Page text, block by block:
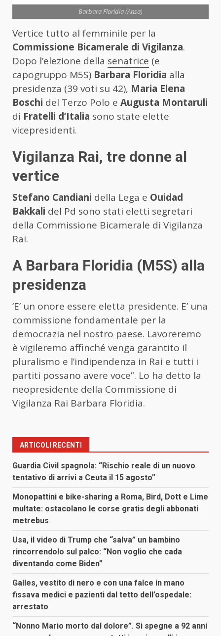
Barbara Floridia (Ansa)
Vertice tutto al femminile per la
Commissione Bicamerale di Vigilanza.
Dopo l’elezione della senatrice (e
capogruppo M5S) Barbara Floridia alla
presidenza (39 voti su 42), Maria Elena
Boschi del Terzo Polo e Augusta Montaruli
di Fratelli d’Italia sono state elette
vicepresidenti.
Vigilanza Rai, tre donne al
vertice
Stefano Candiani della Lega e Ouidad
Bakkali del Pd sono stati eletti segretari
della Commissione Bicamerale di Vigilanza
Rai.
A Barbara Floridia (M5S) alla
presidenza
‘E’ un onore essere eletta presidente. E’ una
commissione fondamentale per la
democrazia nel nostro paese. Lavoreremo
è vigileremo affinché venga garantito il
pluralismo e l’indipendenza in Rai e tutti i
partiti possano avere voce”. Lo ha detto la
neopresidente della Commissione di
Vigilanza Rai Barbara Floridia.
ARTICOLI RECENTI
Guardia Civil spagnola: “Rischio reale di un nuovo
tentativo di arrivi a Ceuta il 15 agosto”
Monopattini e bike-sharing a Roma, Bird, Dott e Lime
multate: ostacolano le corse gratis degli abbonati
metrebus
Usa, il video di Trump che “salva” un bambino
rincorrendolo sul palco: “Non voglio che cada
diventando come Biden”
Galles, vestito di nero e con una falce in mano
fissava medici e pazienti dal tetto dell’ospedale:
arrestato
“Nonno Mario morto dal dolore”. Si spegne a 92 anni